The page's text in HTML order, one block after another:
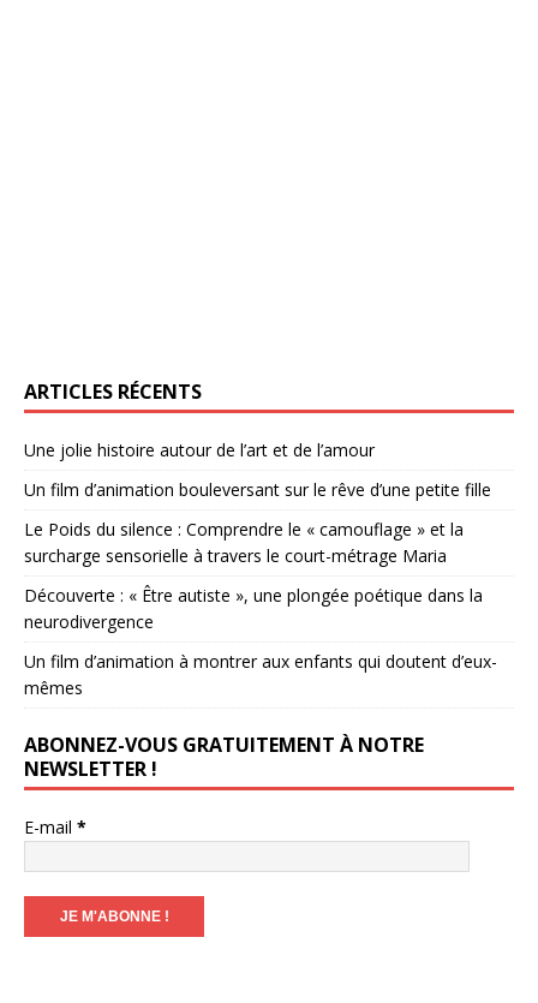
ARTICLES RÉCENTS
Une jolie histoire autour de l’art et de l’amour
Un film d’animation bouleversant sur le rêve d’une petite fille
Le Poids du silence : Comprendre le « camouflage » et la
surcharge sensorielle à travers le court-métrage Maria
Découverte : « Être autiste », une plongée poétique dans la
neurodivergence
Un film d’animation à montrer aux enfants qui doutent d’eux-
mêmes
ABONNEZ-VOUS GRATUITEMENT À NOTRE
NEWSLETTER !
E-mail *